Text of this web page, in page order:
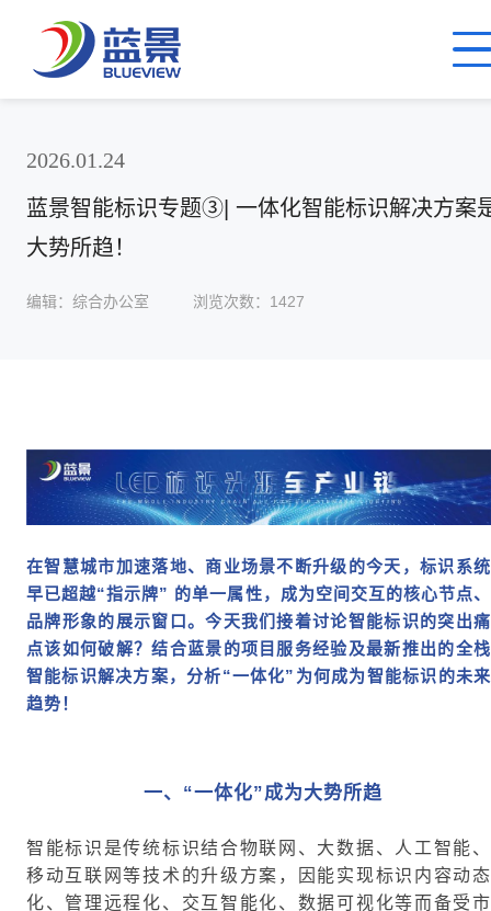
2026.01.24
蓝景智能标识专题③| 一体化智能标识解决方案
大势所趋！
编辑：综合办公室 浏览次数：1427
在智慧城市加速落地、商业场景不断升级的今天，标识系统
早已超越“指示牌” 的单一属性，成为空间交互的核心节点、
品牌形象的展示窗口。今天我们接着讨论智能标识的突出痛
点该如何破解？结合蓝景的项目服务经验及最新推出的全栈
智能标识解决方案，分析“一体化”为何成为智能标识的未来
趋势！
一、 “一体化”成为大势所趋
智能标识是传统标识结合物联网、大数据、人工智能、
移动互联网等技术的升级方案，因能实现标识内容动态
化、管理远程化、交互智能化、数据可视化等而备受市